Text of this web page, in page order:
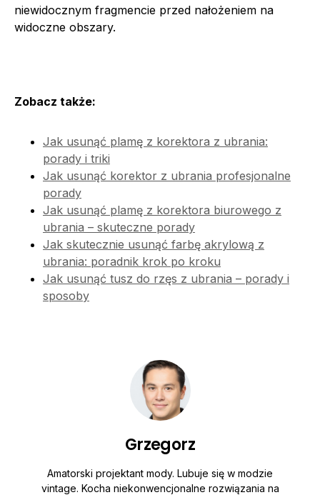
niewidocznym fragmencie przed nałożeniem na
widoczne obszary.
Zobacz także:
Jak usunąć plamę z korektora z ubrania:
porady i triki
Jak usunąć korektor z ubrania profesjonalne
porady
Jak usunąć plamę z korektora biurowego z
ubrania – skuteczne porady
Jak skutecznie usunąć farbę akrylową z
ubrania: poradnik krok po kroku
Jak usunąć tusz do rzęs z ubrania – porady i
sposoby
Grzegorz
Amatorski projektant mody. Lubuje się w modzie
vintage. Kocha niekonwencjonalne rozwiązania na